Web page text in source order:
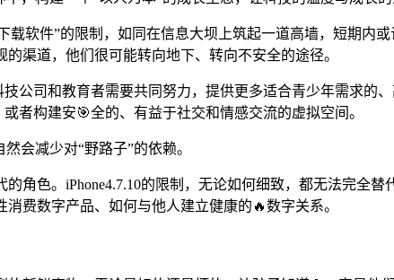
载软件”的限制，如同在信息大坝上筑起一道高墙，短期内
渠道，他们很可能转向地下、转向不安全的途径。
技公司和教育者需要共同努力，提供更多适合青少年需求
者构建安🎯全的、有益于社交和情感交流的虚拟空间。
会减少对“野路子”的依赖。
角色。iPhone4.7.10的限制，无论如何细致，都无法完全
费数字产品、如何与他人建立健康的🔥数字关系。